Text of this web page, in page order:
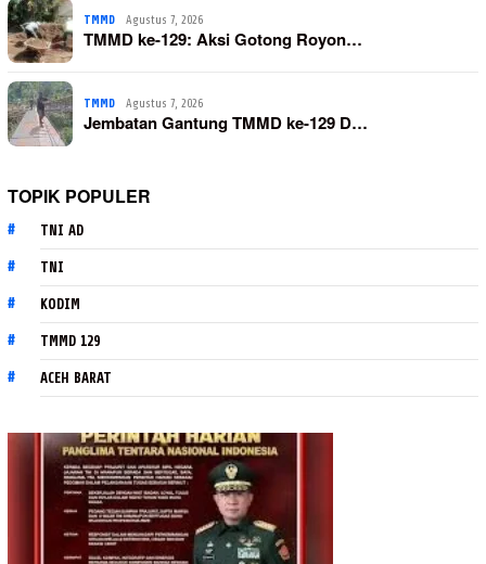
TMMD Agustus 7, 2026
TMMD ke-129: Aksi Gotong Royon…
TMMD Agustus 7, 2026
Jembatan Gantung TMMD ke-129 D…
TOPIK POPULER
TNI AD
TNI
KODIM
TMMD 129
ACEH BARAT